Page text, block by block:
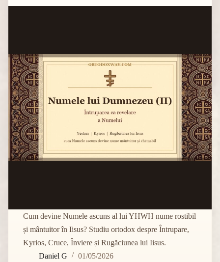
Cum devine Numele ascuns al lui YHWH nume rostibil
și mântuitor în Iisus? Studiu ortodox despre Întrupare,
Kyrios, Cruce, Înviere și Rugăciunea lui Iisus.
Daniel G
01/05/2026